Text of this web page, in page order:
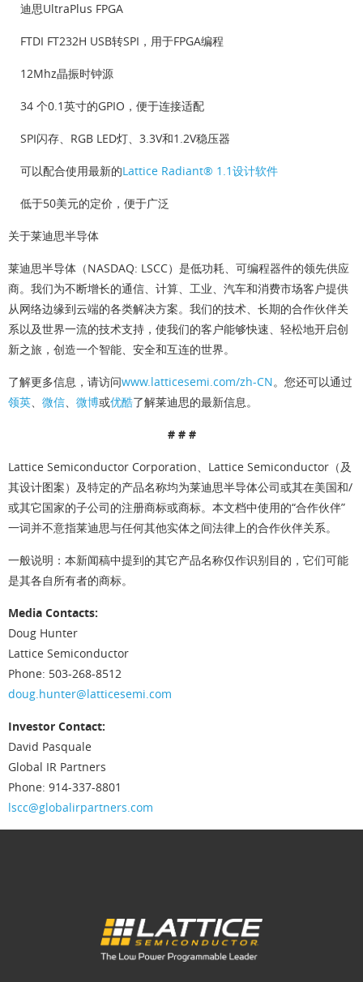
迪思UltraPlus FPGA
FTDI FT232H USB转SPI，用于FPGA编程
12Mhz晶振时钟源
34 个0.1英寸的GPIO，便于连接适配
SPI闪存、RGB LED灯、3.3V和1.2V稳压器
可以配合使用最新的Lattice Radiant® 1.1设计软件
低于50美元的定价，便于广泛
关于莱迪思半导体
莱迪思半导体（NASDAQ: LSCC）是低功耗、可编程器件的领先供应
商。我们为不断增长的通信、计算、工业、汽车和消费市场客户提供
从网络边缘到云端的各类解决方案。我们的技术、长期的合作伙伴关
系以及世界一流的技术支持，使我们的客户能够快速、轻松地开启创
新之旅，创造一个智能、安全和互连的世界。
了解更多信息，请访问www.latticesemi.com/zh-CN。您还可以通过
领英、 微信、 微博或优酷了解莱迪思的最新信息。
# # #
Lattice Semiconductor Corporation、Lattice Semiconductor（及
其设计图案）及特定的产品名称均为莱迪思半导体公司或其在美国和/
或其它国家的子公司的注册商标或商标。本文档中使用的“合作伙伴”
一词并不意指莱迪思与任何其他实体之间法律上的合作伙伴关系。
一般说明 ：本新闻稿中提到的其它产品名称仅作识别目的，它们可能
是其各自所有者的商标。
Media Contacts:
Doug Hunter
Lattice Semiconductor
Phone: 503-268-8512
doug.hunter@latticesemi.com
Investor Contact:
David Pasquale
Global IR Partners
Phone: 914-337-8801
lscc@globalirpartners.com